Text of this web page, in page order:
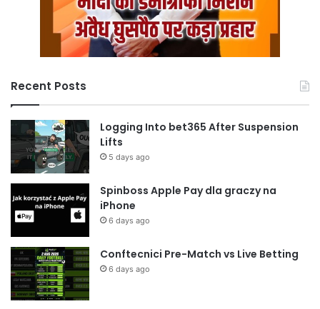
Recent Posts
Logging Into bet365 After Suspension
Lifts
5 days ago
Spinboss Apple Pay dla graczy na
iPhone
6 days ago
Conftecnici Pre-Match vs Live Betting
6 days ago